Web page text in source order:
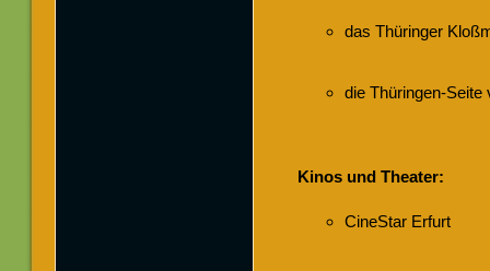
das Thüringer
die Thüringen-Seite
Kinos und Theater:
CineStar Erfurt